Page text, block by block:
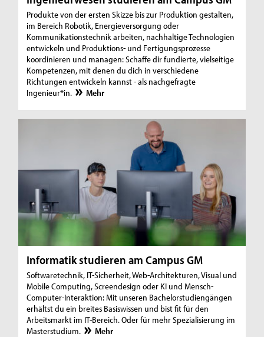
Produkte von der ersten Skizze bis zur Produktion gestalten,
im Bereich Robotik, Energieversorgung oder
Kommunikationstechnik arbeiten, nachhaltige Technologien
entwickeln und Produktions- und Fertigungsprozesse
koordinieren und managen: Schaffe dir fundierte, vielseitige
Kompetenzen, mit denen du dich in verschiedene
Richtungen entwickeln kannst - als nachgefragte
Ingenieur*in.
Mehr
Informatik studieren am Campus GM
Softwaretechnik, IT-Sicherheit, Web-Architekturen, Visual und
Mobile Computing, Screendesign oder KI und Mensch-
Computer-Interaktion: Mit unseren Bachelorstudiengängen
erhältst du ein breites Basiswissen und bist fit für den
Arbeitsmarkt im IT-Bereich. Oder für mehr Spezialisierung im
Masterstudium.
Mehr